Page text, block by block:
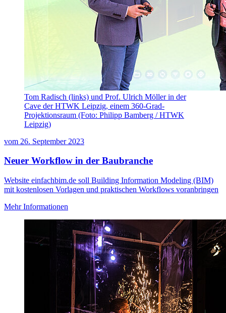
Tom Radisch (links) und Prof. Ulrich Möller in der
Cave der HTWK Leipzig, einem 360-Grad-
Projektionsraum (Foto: Philipp Bamberg / HTWK
Leipzig)
vom 26. September 2023
Neuer Workflow in der Baubranche
Website einfachbim.de soll Building Information Modeling (BIM)
mit kostenlosen Vorlagen und praktischen Workflows voranbringen
Mehr Informationen